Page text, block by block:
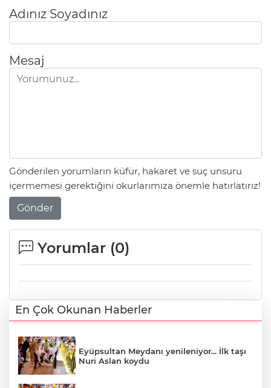
Adınız Soyadınız
Mesaj
Gönderilen yorumların küfür, hakaret ve suç unsuru
içermemesi gerektiğini okurlarımıza önemle hatırlatırız!
Gönder
Yorumlar (0)
En Çok Okunan Haberler
Eyüpsultan Meydanı yenileniyor... İlk taşı
Nuri Aslan koydu